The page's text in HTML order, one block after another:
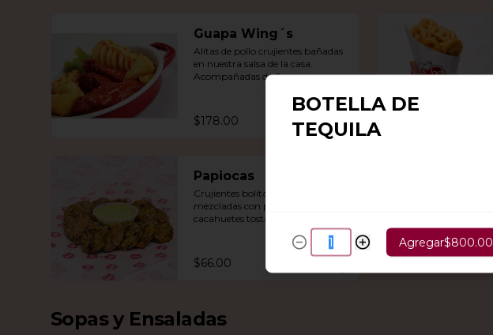
Guapa Wing´s
Alitas de pollo crujientes bañadas
en nuestra salsa de la casa.
Acompañadas de Spiro-papas,
$178.00
Papiocas
Crujientes bolitas de papa
mezcladas con perlas de tapioca,
cacahuetes tostados y un toque de
Acompañadas con guacamole.
$66.00
Sopas y Ensaladas
BOTELLA DE
TEQUILA
Agregar$800.00